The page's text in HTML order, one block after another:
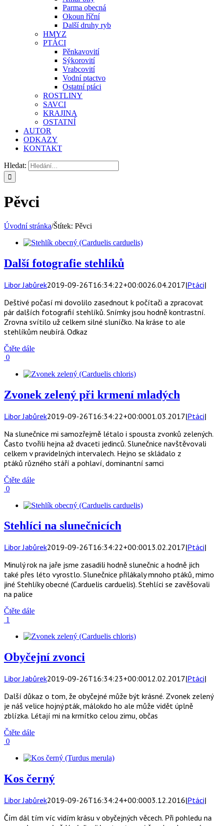
Parma obecná
Okoun říční
Další druhy ryb
HMYZ
PTÁCI
Pěnkavovití
Sýkorovití
Vrabcovití
Vodní ptactvo
Ostatní ptáci
ROSTLINY
SAVCI
KRAJINA
OSTATNÍ
AUTOR
ODKAZY
KONTAKT
Hledat:
Pěvci
Úvodní stránka/Štítek: Pěvci
Další fotografie stehlíků
Libor Jabůrek2019-09-26T16:34:22+00:0026.04.2017|Ptáci|
Deštivé počasí mi dovolilo zasednout k počítači a zpracovat
pár dalších fotografií stehlíků. Snímky jsou hodně kontrastní.
Zrovna svítilo už celkem silné sluníčko. Na kráse to ale
stehlíkům neubírá. Odkaz
Čtěte dále
0
Zvonek zelený při krmení mladých
Libor Jabůrek2019-09-26T16:34:22+00:0001.03.2017|Ptáci|
Na slunečnice mi samozřejmě létalo i spousta zvonků zelených.
Často tvořili hejna až dvaceti jedinců. Slunečnice navštěvovali
celkem v pravidelných intervalech. Hejno se skládalo z
ptáků různého stáří a pohlaví, dominantní samci
Čtěte dále
0
Stehlíci na slunečnicích
Libor Jabůrek2019-09-26T16:34:22+00:0013.02.2017|Ptáci|
Minulý rok na jaře jsme zasadili hodně slunečnic a hodně jich
také přes léto vyrostlo. Slunečnice přilákaly mnoho ptáků, mimo
jiné Stehlíky obecné (Carduelis carduelis). Stehlíci se zavěšovali
na palice
Čtěte dále
1
Obyčejní zvonci
Libor Jabůrek2019-09-26T16:34:23+00:0012.02.2017|Ptáci|
Další důkaz o tom, že obyčejné může být krásné. Zvonek zelený
je náš velice hojný pták, málokdo ho ale může vidět úplně
zblízka. Létají mi na krmítko celou zimu, občas
Čtěte dále
0
Kos černý
Libor Jabůrek2019-09-26T16:34:24+00:0003.12.2016|Ptáci|
Čím dál tím víc vidím krásu v obyčejných věcech. Při pohledu na